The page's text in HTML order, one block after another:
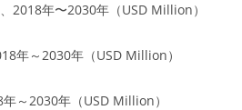
2018年〜2030年（USD Million）
年～2030年（USD Million）
～2030年（USD Million）